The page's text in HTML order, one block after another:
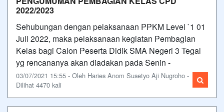
2022/2023
Sehubungan dengan pelaksanaan PPKM Level `1 01
Juli 2022, maka pelaksanaan kegiatan Pembagian
Kelas bagi Calon Peserta Didik SMA Negeri 3 Tegal
yg rencananya akan diadakan pada Senin -
03/07/2021 15:55 - Oleh Haries Anom Susetyo Aji Nugroho -
Dilihat 4470 kali